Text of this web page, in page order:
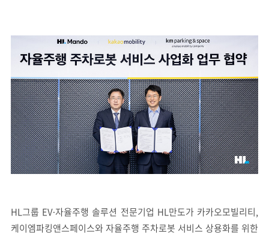
HL그룹 EV∙자율주행 솔루션 전문기업 HL만도가 카카오모빌리티,
케이엠파킹앤스페이스와 자율주행 주차로봇 서비스 상용화를 위한